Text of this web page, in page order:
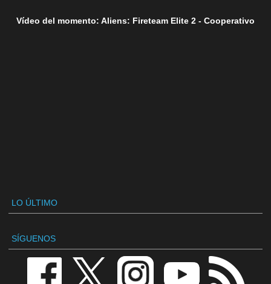
Vídeo del momento: Aliens: Fireteam Elite 2 - Cooperativo
LO ÚLTIMO
SÍGUENOS